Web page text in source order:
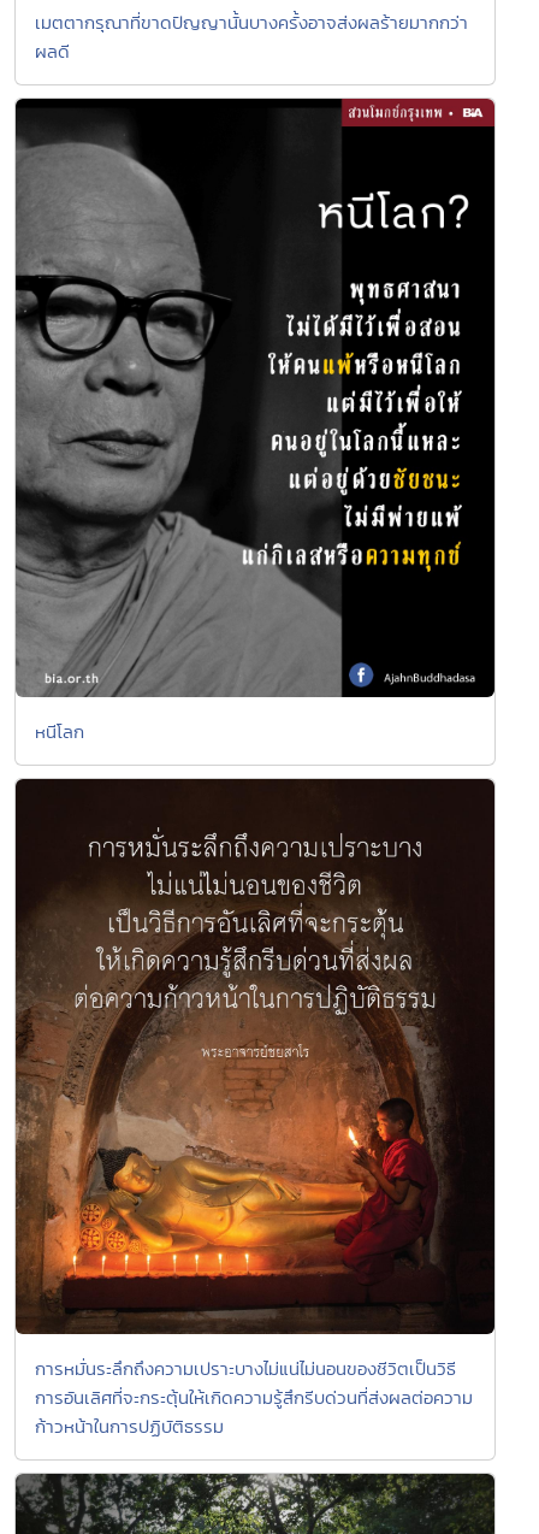
เมตตากรุณาที่ขาดปัญญานั้นบางครั้งอาจส่งผลร้ายมากกว่า
ผลดี
หนีโลก
การหมั่นระลึกถึงความเปราะบางไม่แน่ไม่นอนของชีวิตเป็นวิธี
การอันเลิศที่จะกระตุ้นให้เกิดความรู้สึกรีบด่วนที่ส่งผลต่อความ
ก้าวหน้าในการปฏิบัติธรรม